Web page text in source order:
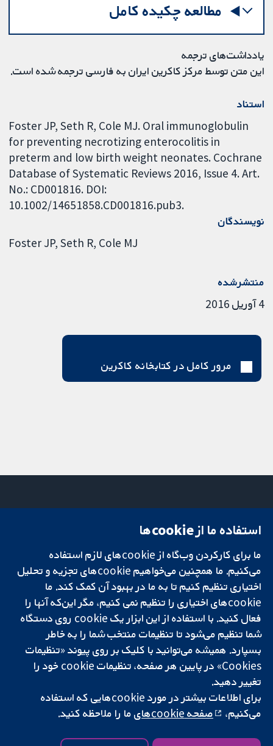
مطالعه چکیده کامل
یادداشت‌های ترجمه
این متن توسط مرکز کاکرین ایران به فارسی ترجمه شده است.
استناد
Foster JP, Seth R, Cole MJ. Oral immunoglobulin
for preventing necrotizing enterocolitis in
preterm and low birth weight neonates. Cochrane
Database of Systematic Reviews 2016, Issue 4. Art.
No.: CD001816. DOI:
10.1002/14651858.CD001816.pub3.
نویسندگان
Foster JP Seth R Cole MJ
منتشرشده
4 آوریل 2016
مرور کامل در کتابخانه کاکرین
تحقیقات قابل
اعتماد.
تصمیم‌گیری آگاهانه.
سلامت بهتر.
میدان کاوندیش
لندن
W1G 0AN
بریتانیا
دفتر رسانه‌ای
درباره ما
فرصت‌های
شغلی
Cochrane
Library
شبکه همکاری کاکرین، یک مؤسسه خیریه (شماره 1045921) و یک شرکت با
و ولز است. شماره ثبت مالیات بر ارزش افزوده: GB 718 2127 49.
کپی‌رایت © ۲۰۲۵ همکاری کاکرین
شرایط و ضوابط وب‌سایت|سلب مسئولیت|حریم خصوصی
استفاده ما از cookie‌ها
ما برای کارکردن وب‌گاه از cookie‌های لازم استفاده
می‌کنیم. ما همچنین می‌خواهیم cookie‌های تجزیه و تحلیل
اختیاری تنظیم کنیم تا به ما در بهبود آن کمک کند. ما
cookie‌های اختیاری را تنظیم نمی کنیم، مگر این‌که آنها را
فعال کنید. با استفاده از این ابزار یک cookie‌ روی دستگاه
شما تنظیم می‌شود تا تنظیمات منتخب شما را به خاطر
بسپارد. همیشه می‌توانید با کلیک بر روی پیوند «تنظیمات
Cookies» در پایین هر صفحه، تنظیمات cookie‌ خود را
تغییر دهید.
برای اطلاعات بیشتر در مورد cookie‌هایی که استفاده
می‌کنیم،
صفحه cookie‌های ما را ملاحظه کنید.